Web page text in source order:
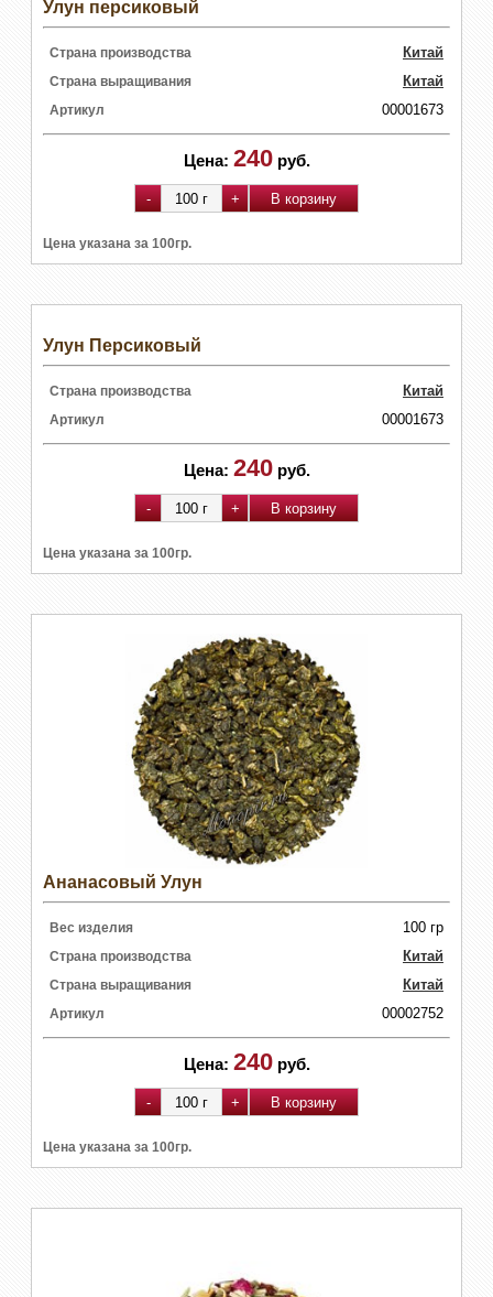
Улун персиковый
Страна производства Китай
Страна выращивания Китай
Артикул 00001673
Цена: 240 руб.
Цена указана за 100гр.
Улун Персиковый
Страна производства Китай
Артикул 00001673
Цена: 240 руб.
Цена указана за 100гр.
Ананасовый Улун
Вес изделия 100 гр
Страна производства Китай
Страна выращивания Китай
Артикул 00002752
Цена: 240 руб.
Цена указана за 100гр.